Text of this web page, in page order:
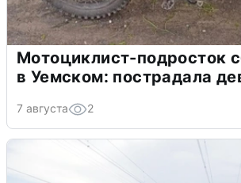
Мотоциклист-подросток
в Уемском: пострадала
7 августа 2